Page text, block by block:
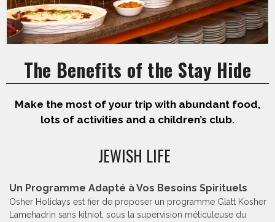
The Benefits of the Stay Hide
Make the most of your trip with abundant food,
lots of activities and a children’s club.
JEWISH LIFE
Un Programme Adapté à Vos Besoins Spirituels
Osher Holidays est fier de proposer un programme Glatt Kosher
Lamehadrin sans kitniot, sous la supervision méticuleuse du